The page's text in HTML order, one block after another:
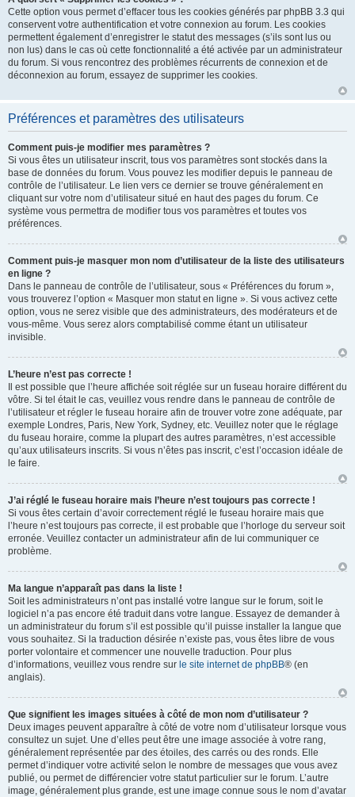
Cette option vous permet d’effacer tous les cookies générés par phpBB 3.3 qui
conservent votre authentification et votre connexion au forum. Les cookies
permettent également d’enregistrer le statut des messages (s’ils sont lus ou
non lus) dans le cas où cette fonctionnalité a été activée par un administrateur
du forum. Si vous rencontrez des problèmes récurrents de connexion et de
déconnexion au forum, essayez de supprimer les cookies.
Préférences et paramètres des utilisateurs
Comment puis-je modifier mes paramètres ?
Si vous êtes un utilisateur inscrit, tous vos paramètres sont stockés dans la
base de données du forum. Vous pouvez les modifier depuis le panneau de
contrôle de l’utilisateur. Le lien vers ce dernier se trouve généralement en
cliquant sur votre nom d’utilisateur situé en haut des pages du forum. Ce
système vous permettra de modifier tous vos paramètres et toutes vos
préférences.
Comment puis-je masquer mon nom d’utilisateur de la liste des utilisateurs
en ligne ?
Dans le panneau de contrôle de l’utilisateur, sous « Préférences du forum »,
vous trouverez l’option « Masquer mon statut en ligne ». Si vous activez cette
option, vous ne serez visible que des administrateurs, des modérateurs et de
vous-même. Vous serez alors comptabilisé comme étant un utilisateur
invisible.
L’heure n’est pas correcte !
Il est possible que l’heure affichée soit réglée sur un fuseau horaire différent du
vôtre. Si tel était le cas, veuillez vous rendre dans le panneau de contrôle de
l’utilisateur et régler le fuseau horaire afin de trouver votre zone adéquate, par
exemple Londres, Paris, New York, Sydney, etc. Veuillez noter que le réglage
du fuseau horaire, comme la plupart des autres paramètres, n’est accessible
qu’aux utilisateurs inscrits. Si vous n’êtes pas inscrit, c’est l’occasion idéale de
le faire.
J’ai réglé le fuseau horaire mais l’heure n’est toujours pas correcte !
Si vous êtes certain d’avoir correctement réglé le fuseau horaire mais que
l’heure n’est toujours pas correcte, il est probable que l’horloge du serveur soit
erronée. Veuillez contacter un administrateur afin de lui communiquer ce
problème.
Ma langue n’apparaît pas dans la liste !
Soit les administrateurs n’ont pas installé votre langue sur le forum, soit le
logiciel n’a pas encore été traduit dans votre langue. Essayez de demander à
un administrateur du forum s’il est possible qu’il puisse installer la langue que
vous souhaitez. Si la traduction désirée n’existe pas, vous êtes libre de vous
porter volontaire et commencer une nouvelle traduction. Pour plus
d’informations, veuillez vous rendre sur le site internet de phpBB® (en
anglais).
Que signifient les images situées à côté de mon nom d’utilisateur ?
Deux images peuvent apparaître à côté de votre nom d’utilisateur lorsque vous
consultez un sujet. Une d’elles peut être une image associée à votre rang,
généralement représentée par des étoiles, des carrés ou des ronds. Elle
permet d’indiquer votre activité selon le nombre de messages que vous avez
publié, ou permet de différencier votre statut particulier sur le forum. L’autre
image, généralement plus grande, est une image connue sous le nom d’avatar